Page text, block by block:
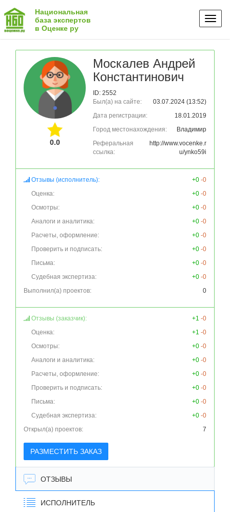
Национальная
база экспертов
в Оценке ру
0.0
Москалев Андрей
Константинович
ID: 2552
Был(а) на сайте:
03.07.2024 (13:52)
Дата регистрации:
18.01.2019
Город местонахождения:
Владимир
Реферальная
ссылка:
http://www.vocenke.r
u/ynko59i
Отзывы (исполнитель): +0 -0
Оценка:
+0 -0
Осмотры:
+0 -0
Аналоги и аналитика:
+0 -0
Расчеты, оформление:
+0 -0
Проверить и подписать:
+0 -0
Письма:
+0 -0
Судебная экспертиза:
+0 -0
Выполнил(а) проектов:
0
Отзывы (заказчик): +1 -0
Оценка:
+1 -0
Осмотры:
+0 -0
Аналоги и аналитика:
+0 -0
Расчеты, оформление:
+0 -0
Проверить и подписать:
+0 -0
Письма:
+0 -0
Судебная экспертиза:
+0 -0
Открыл(а) проектов:
7
РАЗМЕСТИТЬ ЗАКАЗ
ОТЗЫВЫ
ИСПОЛНИТЕЛЬ